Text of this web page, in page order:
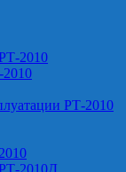
2010
РТ-2010
2010Д